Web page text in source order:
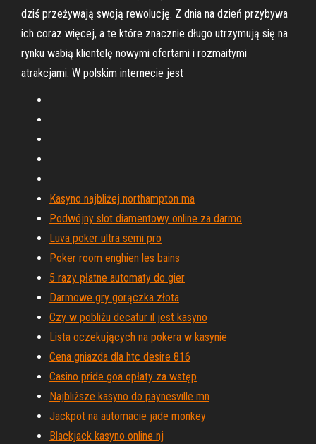
dziś przeżywają swoją rewolucję. Z dnia na dzień przybywa
ich coraz więcej, a te które znacznie długo utrzymują się na
rynku wabią klientelę nowymi ofertami i rozmaitymi
atrakcjami. W polskim internecie jest
Kasyno najbliżej northampton ma
Podwójny slot diamentowy online za darmo
Luva poker ultra semi pro
Poker room enghien les bains
5 razy płatne automaty do gier
Darmowe gry gorączka złota
Czy w pobliżu decatur il jest kasyno
Lista oczekujących na pokera w kasynie
Cena gniazda dla htc desire 816
Casino pride goa opłaty za wstęp
Najbliższe kasyno do paynesville mn
Jackpot na automacie jade monkey
Blackjack kasyno online nj